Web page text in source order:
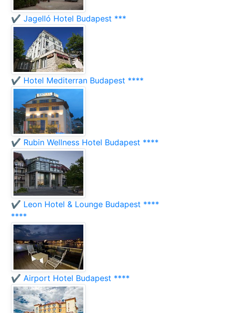
✔️ Jagelló Hotel Budapest ***
✔️ Hotel Mediterran Budapest ****
✔️ Rubin Wellness Hotel Budapest ****
✔️ Leon Hotel & Lounge Budapest ****
****
✔️ Airport Hotel Budapest ****